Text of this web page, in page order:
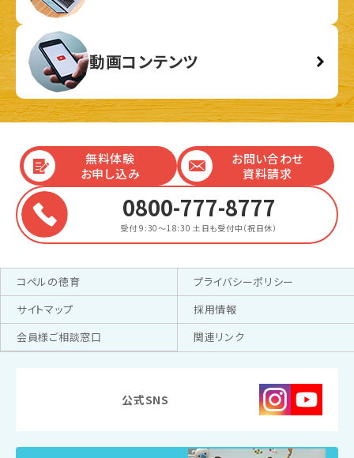
動画コンテンツ
無料体験
お申し込み
お問い合わせ
資料請求
0800-777-8777
受付 9:30～18:30 土日も受付中（祝日休）
コペルの徳育
プライバシーポリシー
サイトマップ
採用情報
会員様ご相談窓口
関連リンク
公式SNS